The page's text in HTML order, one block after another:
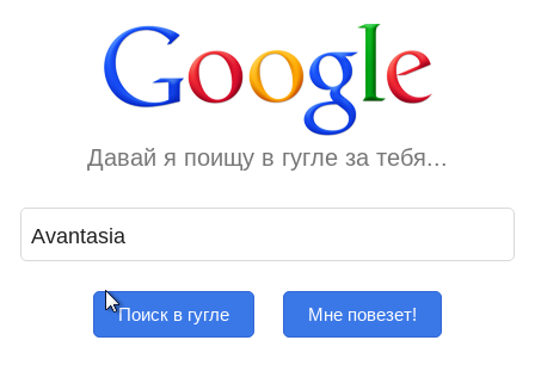
Давай я поищу в гугле за тебя...
Поиск в гугле Мне повезет!